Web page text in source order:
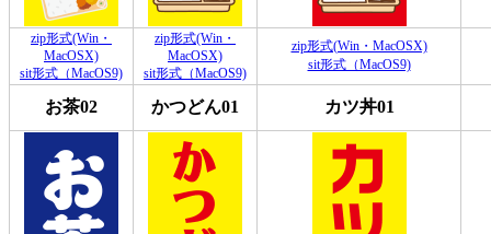
zip形式(Win・
MacOSX)
sit形式（MacOS9)
zip形式(Win・
MacOSX)
sit形式（MacOS9)
zip形式(Win・MacOSX)
sit形式（MacOS9)
お茶02 かつどん01 カツ丼01